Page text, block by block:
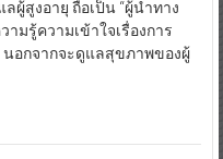
ผู้สูงอายุ ถือเป็น “ผู้นำทาง
มรู้ความเข้าใจเรื่องการ
อกจากจะดูแลสุขภาพของผู้